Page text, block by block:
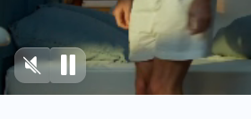
La gamme propose plusieurs
au ferme. Associez votre matelas
sommier adapté pour un soutien
alignement précis.
Envie d’équiper toute la famille ?
existent pour les enfants, les
avec des tailles et des conforts